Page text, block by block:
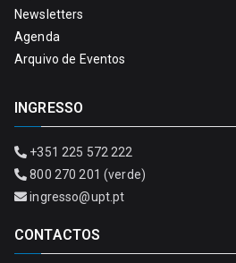
Newsletters
Agenda
Arquivo de Eventos
INGRESSO
+351 225 572 222
800 270 201 (verde)
ingresso@upt.pt
CONTACTOS